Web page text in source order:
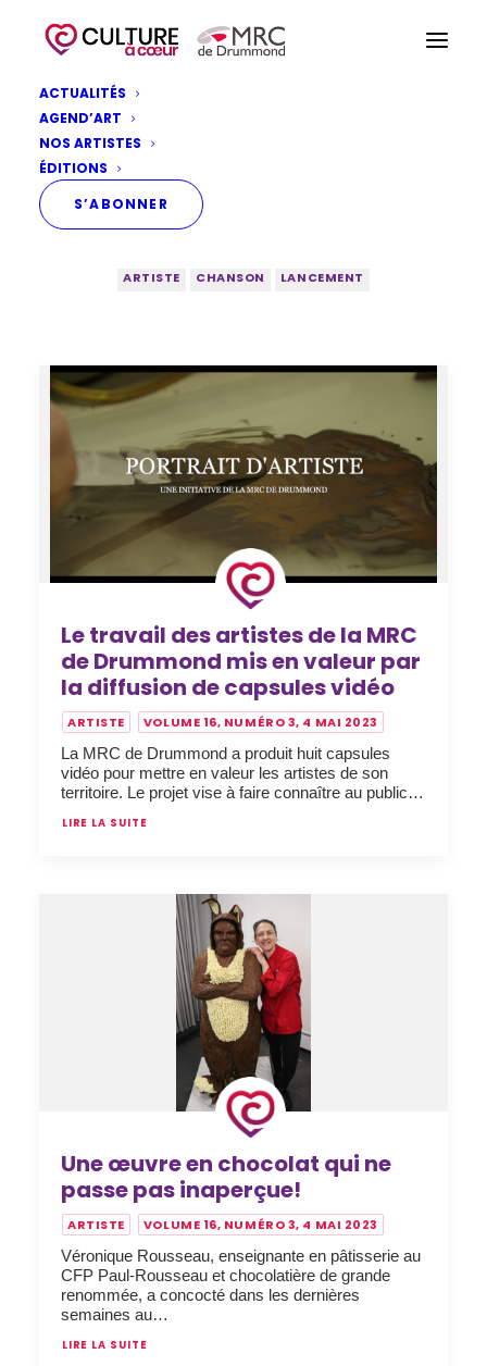
ACTUALITÉS
AGEND’ART
NOS ARTISTES
ÉDITIONS
S’ABONNER
ARTISTE
CHANSON LANCEMENT
Le travail des artistes de la MRC
de Drummond mis en valeur par
la diffusion de capsules vidéo
ARTISTE VOLUME 16, NUMÉRO 3, 4 MAI 2023
La MRC de Drummond a produit huit capsules
vidéo pour mettre en valeur les artistes de son
territoire. Le projet vise à faire connaître au public…
LIRE LA SUITE
Une œuvre en chocolat qui ne
passe pas inaperçue!
ARTISTE VOLUME 16, NUMÉRO 3, 4 MAI 2023
Véronique Rousseau, enseignante en pâtisserie au
CFP Paul-Rousseau et chocolatière de grande
renommée, a concocté dans les dernières
semaines au…
LIRE LA SUITE